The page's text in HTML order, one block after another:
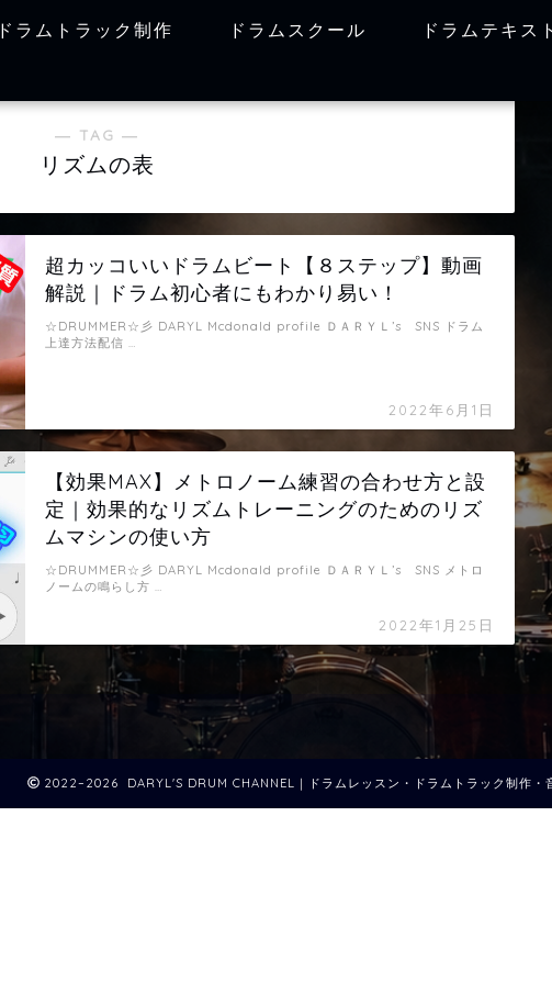
ドラムトラック制作 ドラムスクール
ドラムテキス
― TAG ―
リズムの表
超カッコいいドラムビート【８ステップ】動画
解説｜ドラム初心者にもわかり易い！
2022年6月1日
☆DRUMMER☆彡 DARYL Mcdonald profile ＤＡＲＹＬ’s SNS ドラム
上達方法配信 …
【効果MAX】メトロノーム練習の合わせ方と設
定｜効果的なリズムトレーニングのためのリズ
ムマシンの使い方
2022年1月25日
☆DRUMMER☆彡 DARYL Mcdonald profile ＤＡＲＹＬ’s SNS メトロ
ノームの鳴らし方 …
2022–2026 DARYL'S DRUM CHANNEL｜ドラムレッスン・ドラムトラック制作・